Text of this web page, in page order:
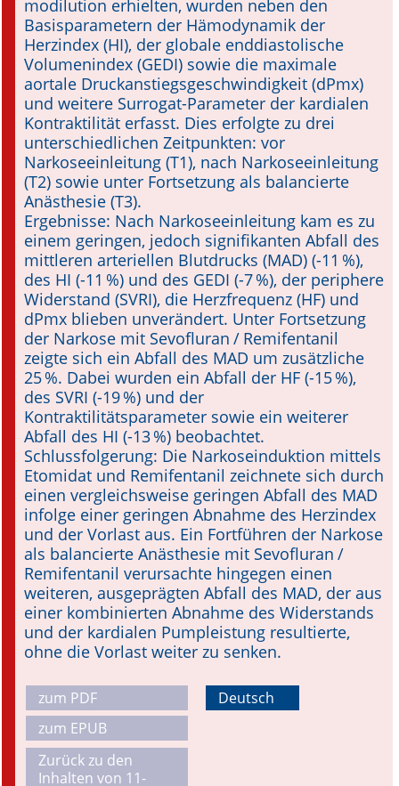
modilution erhielten, wurden neben den
Basisparametern der Hämodynamik der
Herzindex (HI), der globale enddiastolische
Volumenindex (GEDI) sowie die maximale
aortale Druckanstiegsgeschwindigkeit (dPmx)
und weitere Surrogat-Parameter der kardialen
Kontraktilität erfasst. Dies erfolgte zu drei
unterschiedlichen Zeitpunkten: vor
Narkoseeinleitung (T1), nach Narkose­einleitung
(T2) sowie unter Fortsetzung als balancierte
Anästhesie (T3).
Ergebnisse: Nach Narkoseeinleitung kam es zu
einem geringen, jedoch signifikanten Abfall des
mittleren arteriellen Blutdrucks (MAD) (-11 %),
des HI (-11 %) und des GEDI (-7 %), der periphere
Widerstand (SVRI), die Herzfrequenz (HF) und
dPmx blieben unverändert. Unter Fortsetzung
der Narkose mit Sevofluran / Remifentanil
zeigte sich ein Abfall des MAD um zusätzliche
25 %. Dabei wurden ein Abfall der HF (-15 %),
des SVRI (-19 %) und der
Kontraktilitätsparameter sowie ein weiterer
Abfall des HI (-13 %) beobachtet.
Schlussfolgerung: Die Narkoseinduktion mittels
Etomidat und Remifentanil zeichnete sich durch
einen vergleichsweise geringen Abfall des MAD
infolge einer geringen Abnahme des Herzindex
und der Vorlast aus. Ein Fortführen der Narkose
als balancierte Anästhesie mit Sevofluran /
Remifentanil verursachte hingegen einen
weiteren, ausgeprägten Ab­fall des MAD, der aus
einer kombinierten Abnahme des Widerstands
und der kardialen Pumpleistung resultierte,
ohne die Vorlast weiter zu senken.
zum PDF
zum EPUB
Zurück zu den
Inhalten von 11-
Deutsch